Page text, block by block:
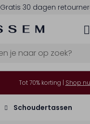
Gratis 30 dagen
Tot 70% korting | Shop nu
Schoudertassen